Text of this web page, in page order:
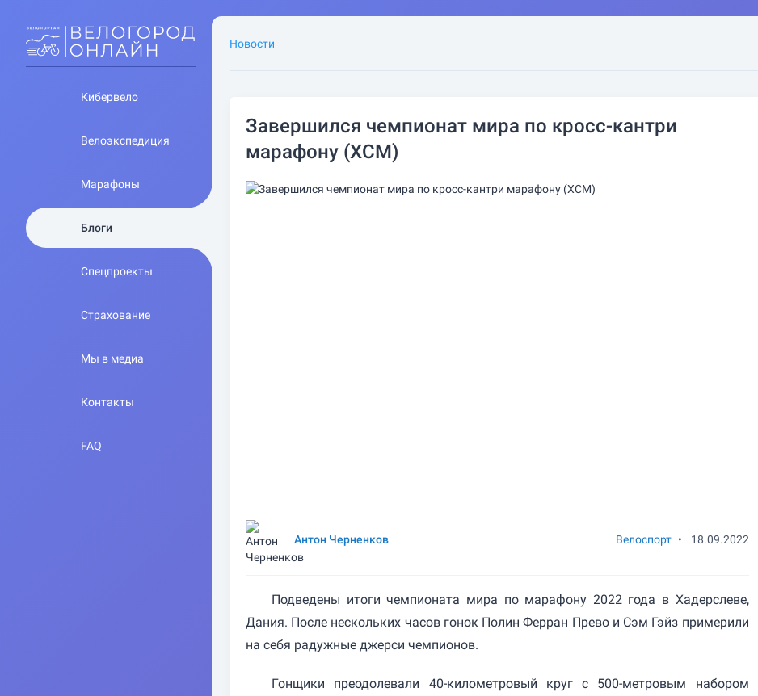
Кибервело
Велоэкспедиция
Марафоны
Блоги
Спецпроекты
Страхование
Мы в медиа
Контакты
FAQ
Новости
Завершился чемпионат мира по кросс-кантри
марафону (XCM)
Антон Черненков Велоспорт • 18.09.2022
Подведены итоги чемпионата мира по марафону 2022 года в Хадерслеве,
Дания. После нескольких часов гонок Полин Ферран Прево и Сэм Гэйз примерили
на себя радужные джерси чемпионов.
Гонщики преодолевали 40-километровый круг с 500-метровым набором